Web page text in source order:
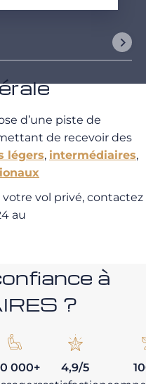
d’une piste de
de recevoir des
légers, intermédiaires,
vol privé, contactez
au
à
?
000+
4,9/5